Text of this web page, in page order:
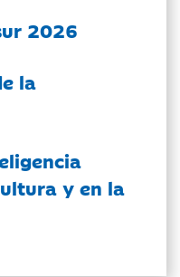
2026
la
y en la